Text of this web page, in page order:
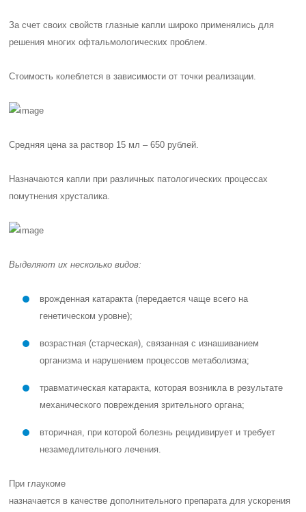
За счет своих свойств глазные капли широко применялись для
решения многих офтальмологических проблем.
Стоимость колеблется в зависимости от точки реализации.
Средняя цена за раствор 15 мл –650 рублей.
Назначаются капли при различных патологических процессах
помутнения хрусталика.
Выделяют их несколько видов:
врожденная катаракта (передается чаще всего на
генетическом уровне);
возрастная (старческая), связанная с изнашиванием
организма и нарушением процессов метаболизма;
травматическая катаракта, которая возникла в результате
механического повреждения зрительного органа;
вторичная, при которой болезнь рецидивирует и требует
незамедлительного лечения.
При глаукоме
назначается в качестве дополнительного препарата для ускорения